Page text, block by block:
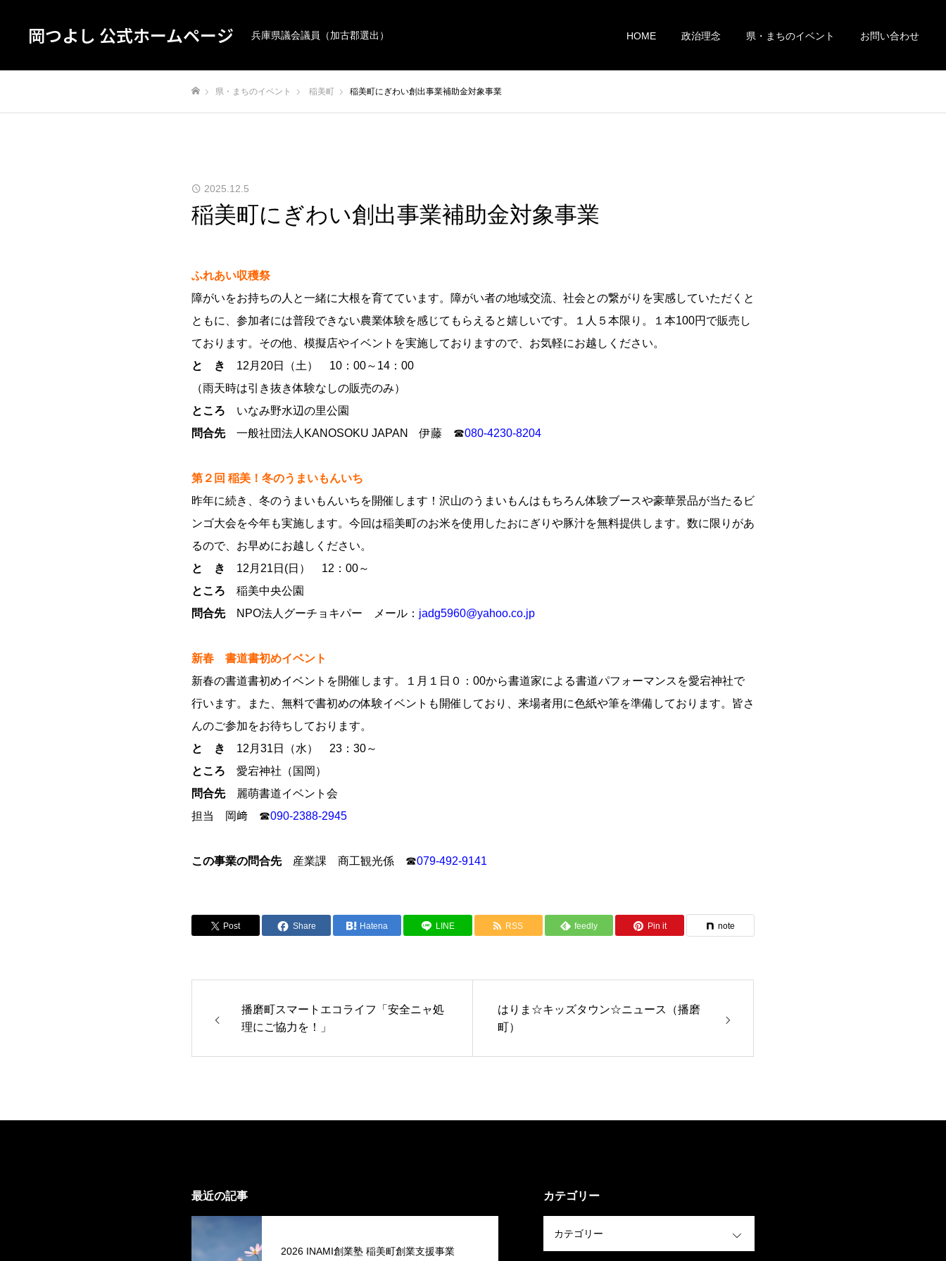
岡つよし 公式ホームページ 兵庫県議会議員（加古郡選出） HOME 政治理念 県・まちのイベント お問い合わせ
県・まちのイベント 稲美町 稲美町にぎわい創出事業補助金対象事業
2025.12.5
稲美町にぎわい創出事業補助金対象事業
ふれあい収穫祭
障がいをお持ちの人と一緒に大根を育てています。障がい者の地域交流、社会との繋がりを実感していただくと
ともに、参加者には普段できない農業体験を感じてもらえると嬉しいです。１人５本限り。１本100円で販売し
ております。その他、模擬店やイベントを実施しておりますので、お気軽にお越しください。
と き
12月20日（土） 10：00～14：00
（雨天時は引き抜き体験なしの販売のみ）
ところ いなみ野水辺の里公園
問合先一般社団法人KANOSOKU JAPAN 伊藤 ☎080-4230-8204
第２回 稲美！冬のうまいもんいち
昨年に続き、冬のうまいもんいちを開催します！沢山のうまいもんはもちろん体験ブースや豪華景品が当たるビ
ンゴ大会を今年も実施します。今回は稲美町のお米を使用したおにぎりや豚汁を無料提供します。数に限りがあ
るので、お早めにお越しください。
と き
12月21日(日） 12：00～
ところ 稲美中央公園
問合先NPO法人グーチョキパー メール： jadg5960@yahoo.co.jp
新春 書道書初めイベント
新春の書道書初めイベントを開催します。１月１日０：00から書道家による書道パフォーマンスを愛宕神社で
行います。また、無料で書初めの体験イベントも開催しており、来場者用に色紙や筆を準備しております。皆さ
んのご参加をお待ちしております。
と き
12月31日（水） 23：30～
ところ 愛宕神社（国岡）
問合先麗萌書道イベント会
担当 岡﨑 ☎090-2388-2945
この事業の問合先産業課 商工観光係 ☎079-492-9141
Post Share Hatena LINE RSS feedly Pin it note
播磨町スマートエコライフ「安全ニャ処
理にご協力を！」
はりま☆キッズタウン☆ニュース（播磨
町）
最近の記事
2026 INAMI創業塾 稲美町創業支援事業
カテゴリー